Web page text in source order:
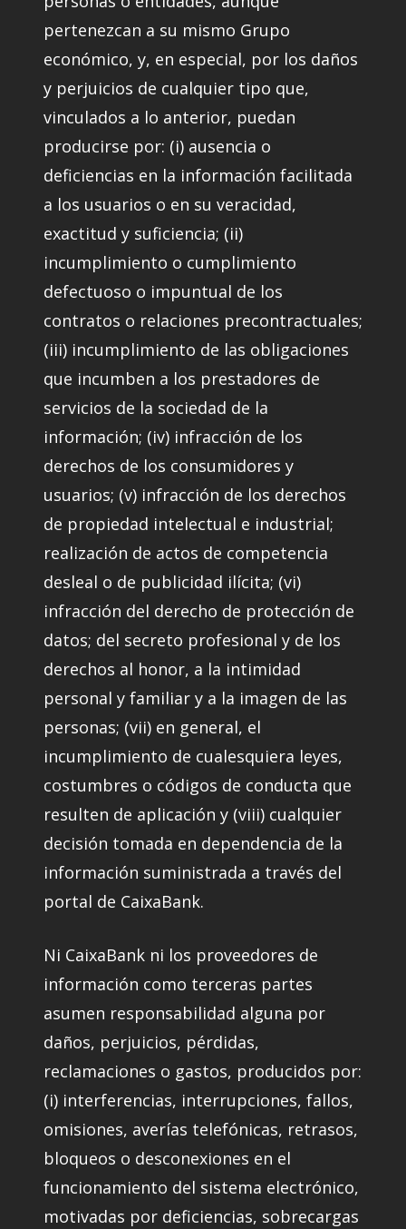
pertenezcan a su mismo Grupo
económico, y, en especial, por los daños
y perjuicios de cualquier tipo que,
vinculados a lo anterior, puedan
producirse por: (i) ausencia o
deficiencias en la información facilitada
a los usuarios o en su veracidad,
exactitud y suficiencia; (ii)
incumplimiento o cumplimiento
defectuoso o impuntual de los
contratos o relaciones precontractuales;
(iii) incumplimiento de las obligaciones
que incumben a los prestadores de
servicios de la sociedad de la
información; (iv) infracción de los
derechos de los consumidores y
usuarios; (v) infracción de los derechos
de propiedad intelectual e industrial;
realización de actos de competencia
desleal o de publicidad ilícita; (vi)
infracción del derecho de protección de
datos; del secreto profesional y de los
derechos al honor, a la intimidad
personal y familiar y a la imagen de las
personas; (vii) en general, el
incumplimiento de cualesquiera leyes,
costumbres o códigos de conducta que
resulten de aplicación y (viii) cualquier
decisión tomada en dependencia de la
información suministrada a través del
portal de CaixaBank.
Ni CaixaBank ni los proveedores de
información como terceras partes
asumen responsabilidad alguna por
daños, perjuicios, pérdidas,
reclamaciones o gastos, producidos por:
(i) interferencias, interrupciones, fallos,
omisiones, averías telefónicas, retrasos,
bloqueos o desconexiones en el
funcionamiento del sistema electrónico,
motivadas por deficiencias, sobrecargas